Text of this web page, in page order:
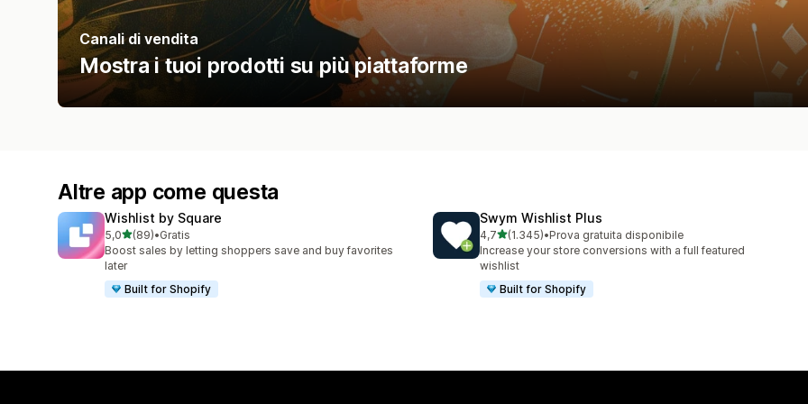
Canali di vendita
Mostra i tuoi prodotti su più piattaforme
Altre app come questa
Wishlist by Square
5,0stelle su 5
(89)
89 recensioni totali
•Gratis
Boost sales by letting shoppers save and buy favorites
later
Built for Shopify
Swym Wishlist Plus
4,7stelle su 5
(1.345)
1345 recensioni totali
•Prova gratuita disponibile
Increase your store conversions with a full featured
wishlist
Built for Shopify